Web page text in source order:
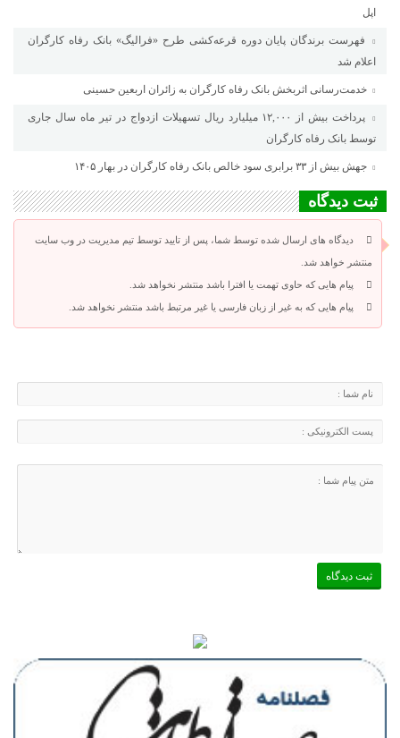
اپل
فهرست برندگان پایان دوره قرعه‌کشی طرح «فرالیگ» بانک رفاه کارگران
اعلام شد
خدمت‌رسانی اثربخش بانک رفاه کارگران به زائران اربعین حسینی
پرداخت بیش از ۱۲,۰۰۰ میلیارد ریال تسهیلات ازدواج در تیر ماه سال جاری
توسط بانک رفاه کارگران
جهش بیش از ۳۳ برابری سود خالص بانک رفاه کارگران در بهار ۱۴۰۵
ثبت دیدگاه
دیدگاه های ارسال شده توسط شما، پس از تایید توسط تیم مدیریت در وب سایت
منتشر خواهد شد.
پیام هایی که حاوی تهمت یا افترا باشد منتشر نخواهد شد.
پیام هایی که به غیر از زبان فارسی یا غیر مرتبط باشد منتشر نخواهد شد.